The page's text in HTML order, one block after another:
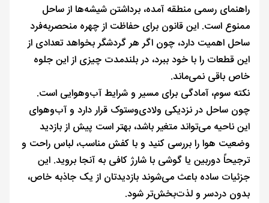
راهنمای رسمی منطقه آمده، برداشتن شیشه‌ها از ساحل
ممنوع است. این قانون برای حفاظت از چهره منحصربه‌فرد
ساحل اهمیت دارد، چون اگر هر گردشگر بخواهد تعدادی از
این قطعات را با خود ببرد، در بلندمدت چیزی از این جلوه
خاص باقی نمی‌ماند.
نکته سوم، آمادگی برای مسیر و شرایط آب‌وهوایی است.
چون ساحل در نزدیکی ولادی‌وستوک قرار دارد و آب‌وهوای
این ناحیه می‌تواند متغیر باشد، بهتر است پیش از بازدید
وضعیت هوا را بررسی کنید و با کفش مناسب، لباس راحت و
ترجیحاً دوربین یا گوشی با شارژ کافی به آنجا بروید. این
جزئیات ساده باعث می‌شوند بازدیدتان از یک جاذبه خاص،
بدون دردسر و لذت‌بخش‌تر شود.